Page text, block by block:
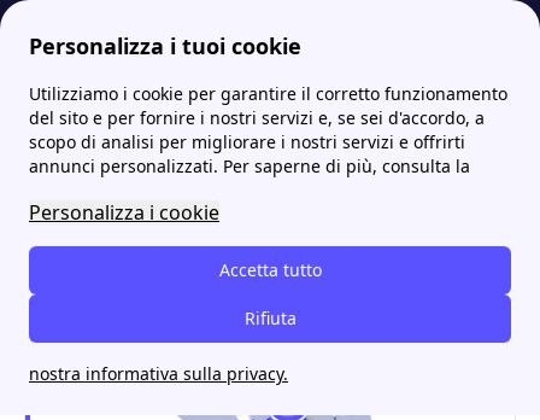
Personalizza i tuoi cookie
Utilizziamo i cookie per garantire il corretto funzionamento
del sito e per fornire i nostri servizi e, se sei d'accordo, a
scopo di analisi per migliorare i nostri servizi e offrirti
annunci personalizzati. Per saperne di più, consulta la
Personalizza i cookie
Accetta tutto
Rifiuta
nostra informativa sulla privacy.
Internet Casa Digi Mobil, migliori offerte per internet, minuti ed SMS
Digi Mobil, migliori offerte
per internet, minuti ed
SMS